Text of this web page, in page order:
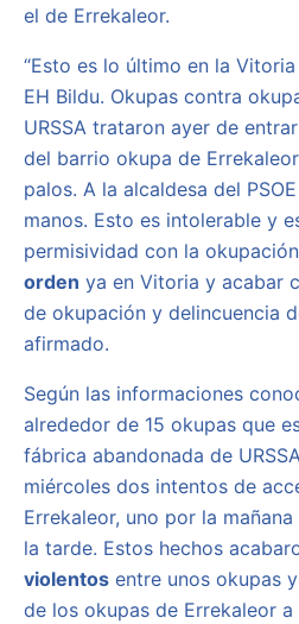
el de Errekaleor.
“Esto es lo último en la
EH Bildu. Okupas contra
URSSA trataron ayer de
del barrio okupa de
palos. A la alcaldesa del
manos. Esto es intolerable y
permisividad con la
orden ya en Vitoria y acabar
de okupación y delincuencia
afirmado.
Según las informaciones
alrededor de 15 okupas que
fábrica abandonada de
miércoles dos intentos de
Errekaleor, uno por la
la tarde. Estos hechos
violentos entre unos okupas
de los okupas de Errekaleor